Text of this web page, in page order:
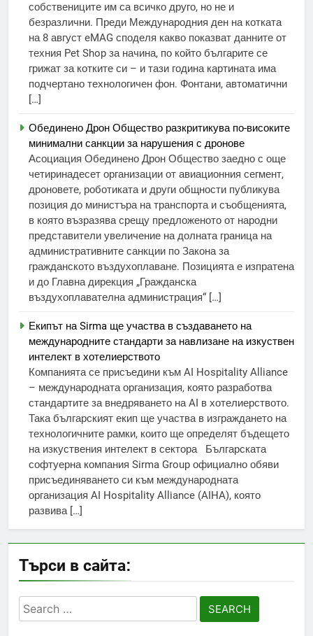
собствениците им са всичко друго, но не и
безразлични. Преди Международния ден на котката
на 8 август eMAG споделя какво показват данните от
техния Pet Shop за начина, по който българите се
грижат за котките си – и тази година картината има
подчертано технологичен фон. Фонтани, автоматични
[…]
Обединено Дрон Общество разкритикува по-високите
минимални санкции за нарушения с дронове
Асоциация Обединено Дрон Общество заедно с още
четиринадесет организации от авиационния сегмент,
дроновете, роботиката и други общности публикува
позиция до министъра на транспорта и съобщенията,
в която възразява срещу предложеното от народни
представители увеличение на долната граница на
административните санкции по Закона за
гражданското въздухоплаване. Позицията е изпратена
и до Главна дирекция „Гражданска
въздухоплавателна администрация“ […]
Екипът на Sirma ще участва в създаването на
международните стандарти за навлизане на изкуствен
интелект в хотелиерството
Компанията се присъедини към AI Hospitality Alliance
– международната организация, която разработва
стандартите за внедряването на AI в хотелиерството.
Така българският екип ще участва в изграждането на
технологичните рамки, които ще определят бъдещето
на изкуствения интелект в сектора Българската
софтуерна компания Sirma Group официално обяви
присъединяването си към международната
организация AI Hospitality Alliance (AIHA), която
развива […]
Търси в сайта:
Search
for: